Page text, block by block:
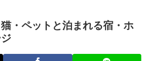
・ペットと泊まれる宿・ホ